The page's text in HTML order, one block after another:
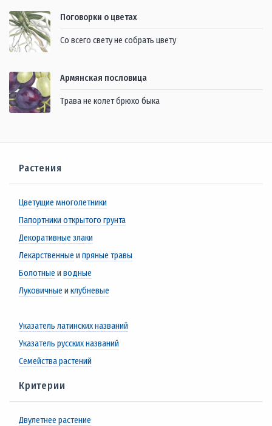
Поговорки о цветах
Со всего свету не собрать цвету
Армянская пословица
Трава не колет брюхо быка
Растения
Цветущие многолетники
Папортники открытого грунта
Декоративные злаки
Лекарственные и пряные травы
Болотные и водные
Луковичные и клубневые
Указатель латинских названий
Указатель русских названий
Семейства растений
Критерии
Двулетнее растение